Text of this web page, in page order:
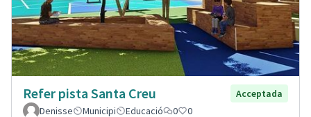
Refer pista Santa Creu
Acceptada
Denisse
Municipi Educació 0 0